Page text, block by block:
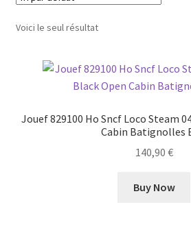
Page d’exemple
Voici le seul résultat
Jouef 829100 Ho Sncf Loco Steam
Cabin Batignolles
140,90 €
Buy Now